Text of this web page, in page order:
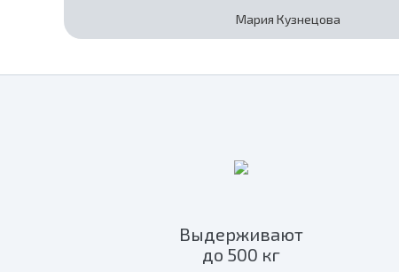
Мария Кузнецова
Выдерживают
до 500 кг